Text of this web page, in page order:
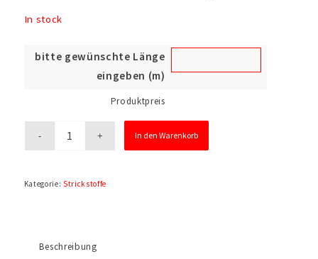
In stock
bitte gewünschte Länge
eingeben (m)
Produktpreis
In den Warenkorb
Kategorie: Strickstoffe
Beschreibung